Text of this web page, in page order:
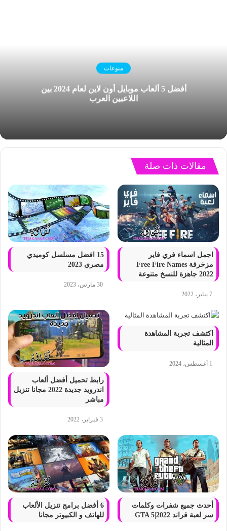
منوعات
أفضل 5 ألعاب موبايل أون لاين لعام 2024 بين
اللاعبين العرب
مقالات ذات صلة
اجمل اسماء فري فاير
مزخرفة Free Fire Names
2022 جاهزة للنسخ متنوعة
7 يناير، 2022
15 افضل مسلسل كوميدي
مصري 2023
30 مارس، 2023
اكتشف تجربة المشاهدة
المثالية
1 أغسطس، 2024
رابط تحميل أفضل ألعاب
اندرويد جديدة 2022 مجانا تنزيل
مباشر
3 فبراير، 2022
أحدث جميع شفرات وكلمات
سر لعبة قراند GTA 5|2022
6 أفضل برامج تنزيل الألعاب
للهاتف و الكبيوتر مجانا